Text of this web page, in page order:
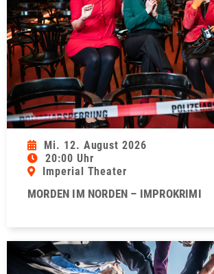
Mi. 12. August 2026
20:00 Uhr
Imperial Theater
MORDEN IM NORDEN – IMPROKRIMI